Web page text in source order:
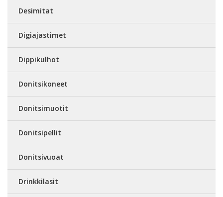
Desimitat
Digiajastimet
Dippikulhot
Donitsikoneet
Donitsimuotit
Donitsipellit
Donitsivuoat
Drinkkilasit